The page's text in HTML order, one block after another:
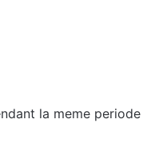
la meme